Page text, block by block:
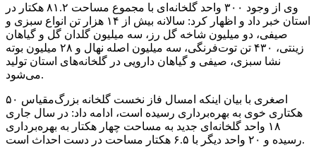
وی از وجود ۳۰۰ واحد گلخانه‌ای با مجموع مساحت ۸۱.۲ هکتار در
استان خبر داد و اظهار کرد: سالانه بیش از ۱۴ هزار تن انواع سبزی و
صیفی، دو میلیون شاخه گل رز، سه میلیون گلدان گل و گیاهان
زینتی، ۴۳۰ تن توت‌فرنگی، سه میلیون اصله نهال و ۲۸ میلیون بوته
نشا سبزی، صیفی و گیاهان دارویی در گلخانه‌های استان تولید
می‌شود.
اصغری با بیان اینکه امسال فاز نخست گلخانه بزرگ‌مقیاس ۵۰
هکتاری خوی به بهره‌برداری رسیده است، ادامه داد: در سال جاری
۱۸ واحد گلخانه‌ای جدید به مساحت چهار هکتار به بهره‌برداری
رسیده و ۲۰ واحد دیگر با ۶.۵ هکتار مساحت در دست احداث است.